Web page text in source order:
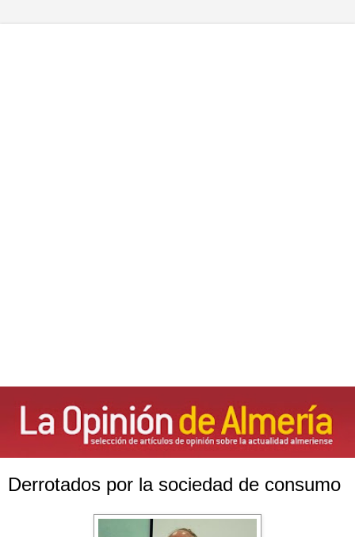
Derrotados por la sociedad de consumo